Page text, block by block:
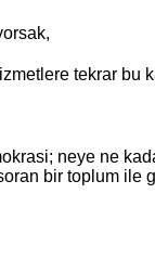
tekrar bu
neye ne
bir toplum ile